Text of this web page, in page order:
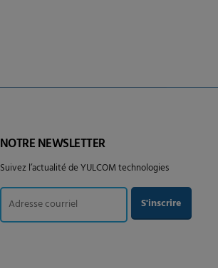
NOTRE NEWSLETTER
Suivez l’actualité de YULCOM technologies